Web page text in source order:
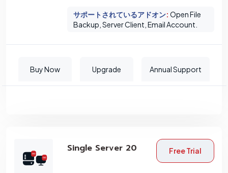
サポートされているアドオン: Open File
Backup, Server Client, Email Account.
Buy Now Upgrade Annual Support
Single Server 20 Free Trial